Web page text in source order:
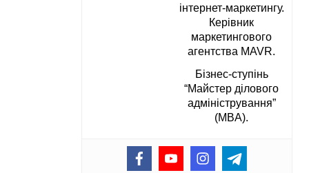
інтернет-маркетингу.
Керівник
маркетингового
агентства MAVR.
Бізнес-ступінь
“Майстер ділового
адміністрування”
(MBA).